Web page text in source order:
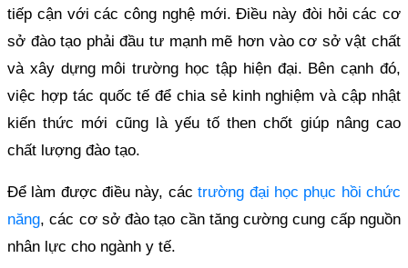
tiếp cận với các công nghệ mới. Điều này đòi hỏi các cơ
sở đào tạo phải đầu tư mạnh mẽ hơn vào cơ sở vật chất
và xây dựng môi trường học tập hiện đại. Bên cạnh đó,
việc hợp tác quốc tế để chia sẻ kinh nghiệm và cập nhật
kiến thức mới cũng là yếu tố then chốt giúp nâng cao
chất lượng đào tạo.
Để làm được điều này, cáctrường đại học phục hồi chức
năng, các cơ sở đào tạo cần tăng cường cung cấp nguồn
nhân lực cho ngành y tế.